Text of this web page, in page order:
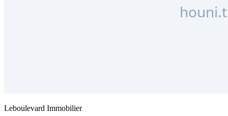
Leboulevard Immobilier